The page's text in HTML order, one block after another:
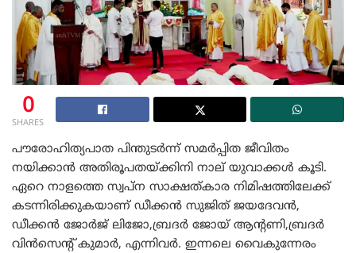
0
SHARES
പൗരോഹിത്യപാത പിന്തുടർന്ന് സമർപ്പിത ജീവിതം
നയിക്കാൻ അതിരൂപതയ്ക്കിനി നാല് യുവാക്കൾ കൂടി.
ഏറെ നാളത്തെ സ്വപ്ന സാക്ഷത്കാര നിമിഷത്തിലേക്ക്
കടന്നിരിക്കുകയാണ് ഡീക്കൻ സുജിത് ജയദേവൻ,
ഡീക്കൻ ജോർജ് ലിജോ,ബ്രദർ ജോയ് ആന്റണി,ബ്രദർ
വിൻസെന്റ് കുമാർ, എന്നിവർ. ഇന്നലെ വൈകുന്നേരം